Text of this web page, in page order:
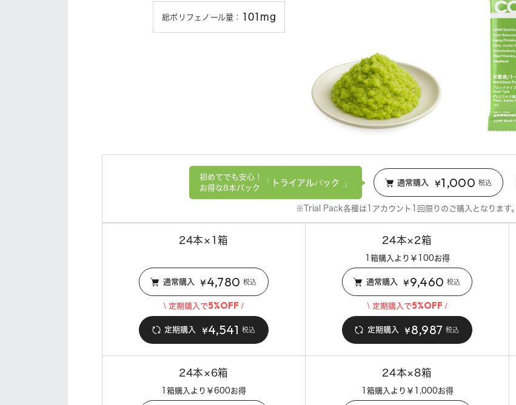
総ポリフェノール量： 101mg
初めてでも安心！
お得な8本パック
トライアルパック 通常購入 ¥1,000 税込
※Trial Pack各種は 1アカウント1回限りのご購入となります。
24本×1箱
通常購入 ¥4,780 税込
\ 定期購入で5%OFF /
定期購入 ¥4,541 税込
24本×2箱
1箱購入より￥100お得
通常購入 ¥9,460 税込
\ 定期購入で5%OFF /
定期購入 ¥8,987 税込
24本×6箱
1箱購入より￥600お得
24本×8箱
1箱購入より￥1,000お得